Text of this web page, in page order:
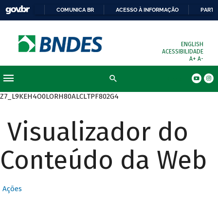
COMUNICA BR ACESSO À INFORMAÇÃO
ENGLISH
ACESSIBILIDADE
A+ A-
Z7_L9KEH4O0LORH80ALCLTPF802G4
Visualizador do
Conteúdo da Web
Ações